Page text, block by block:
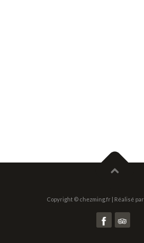
Copyright © chezming.fr | Réalisé par